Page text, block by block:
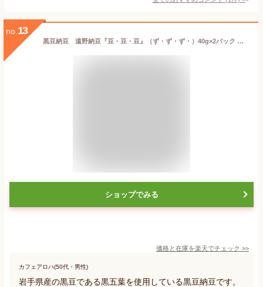
no. 13
黒豆納豆 遠野納豆『豆・豆・豆』（ず・ず・ず・）40g×2パック 国産 岩手県産 黒豆 黒大豆 黒五葉 国産 大粒 国産大豆100％ 無添加 豆が美味しい納豆 大粒の食べごたえ 添加物不使用 ギフト お取り寄せ グルメ アントシアニン おつまみ 発酵 なっとう ごはんのお供 健康
ショップでみる
価格と在庫を楽天でチェック >>
カフェアロハ(50代・男性)
岩手県産の黒豆である黒五葉を使用している黒豆納豆です。